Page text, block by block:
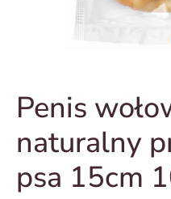
Penis
naturalny
psa 15cm